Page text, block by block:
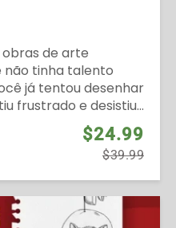
de arte
não tinha talento
já tentou desenhar
frustrado e desistiu...
$24.99
$39.99